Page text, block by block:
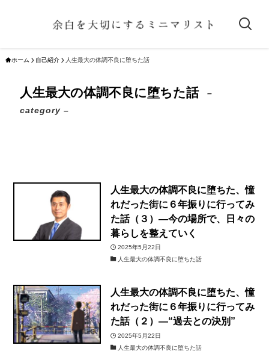
ホーム 自己紹介 人生最大の体調不良に堕ちた話
人生最大の体調不良に堕ちた話
–
category –
人生最大の体調不良に堕ちた、憧
れだった街に６年振りに行ってみ
た話（３）―今の場所で、日々の
暮らしを整えていく
2025年5月22日
人生最大の体調不良に堕ちた話
人生最大の体調不良に堕ちた、憧
れだった街に６年振りに行ってみ
た話（２）―“過去との決別”
2025年5月22日
人生最大の体調不良に堕ちた話